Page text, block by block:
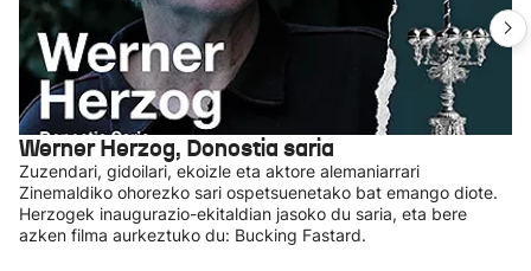
Werner Herzog, Donostia saria
Zuzendari, gidoilari, ekoizle eta aktore alemaniarrari
Zinemaldiko ohorezko sari ospetsuenetako bat emango diote.
Herzogek inaugurazio-ekitaldian jasoko du saria, eta bere
azken filma aurkeztuko du: Bucking Fastard.